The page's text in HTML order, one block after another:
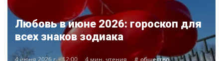
Любовь в июне 2026: гороскоп для
всех знаков зодиака
4 июня 2026 г. - 12:00 4 мин. чтения общество